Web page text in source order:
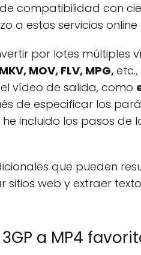
compatibilidad con
a estos servicios
por lotes múltiples
MKV, MOV, FLV, MPG,
vídeo de salida, como
de especificar los
incluido los pasos de
que pueden
web y extraer
a MP4